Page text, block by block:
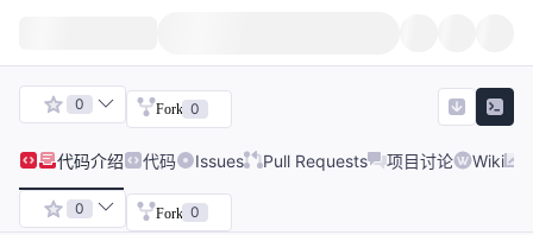
0 Fork 0
代码介绍 代码 Issues Pull Requests 项目讨论 Wiki
0 Fork 0